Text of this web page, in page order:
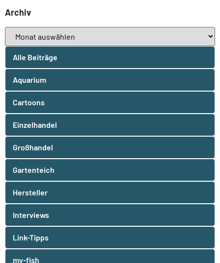
Archiv
Alle Beiträge
Aquarium
Cartoons
Einzelhandel
Großhandel
Gartenteich
Hersteller
Interviews
Link-Tipps
my-fish